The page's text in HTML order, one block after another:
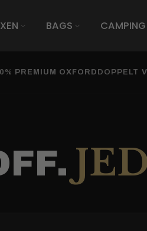
BAGS CAMPING
PREMIUM OXFORD DOPPELT